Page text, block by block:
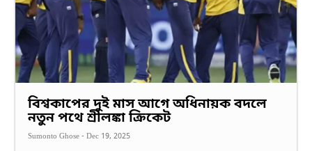
বিশ্বকাপের দুই মাস আগে অধিনায়ক বদলে
নতুন পথে শ্রীলঙ্কা ক্রিকেট
Sumonto Ghose - Dec 19, 2025